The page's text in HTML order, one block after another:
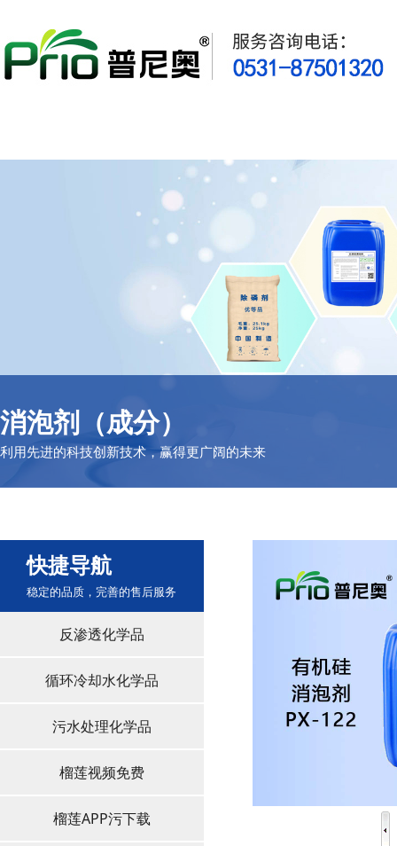
消泡剂（成分）
利用先进的科技创新技术，赢得更广阔的未来
快捷导航
稳定的品质，完善的售后服务
反渗透化学品
循环冷却水化学品
污水处理化学品
榴莲视频免费
榴莲APP污下载